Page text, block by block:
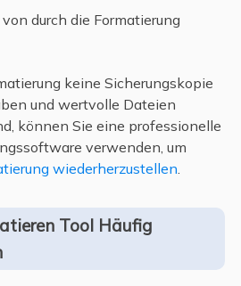
durch die Formatierung
keine Sicherungskopie
und wertvolle Dateien
können Sie eine professionelle
verwenden, um
wiederherzustellen
Tool Häufig